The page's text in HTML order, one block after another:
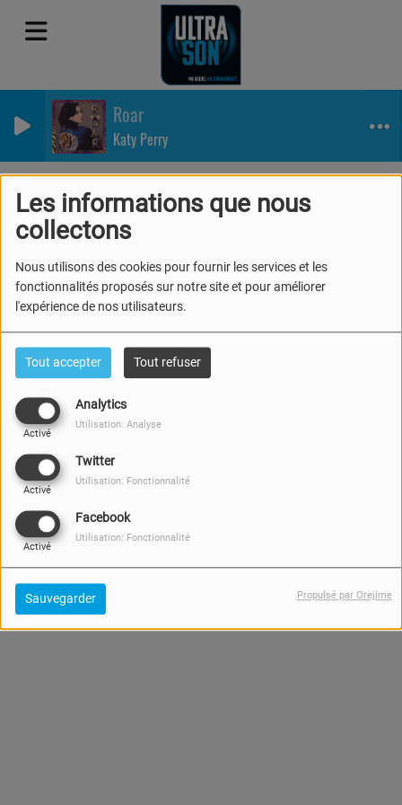
Les informations que nous
collectons
Nous utilisons des cookies pour fournir les services et les
fonctionnalités proposés sur notre site et pour améliorer
l'expérience de nos utilisateurs.
Tout accepter Tout refuser
Analytics
Activé
Utilisation: Analyse
Twitter
Activé
Utilisation: Fonctionnalité
Facebook
Activé
Utilisation: Fonctionnalité
Sauvegarder Propulsé par Orejime
Roar
Katy Perry
Adrian
l'Ultrason Academy 2024
Adrian chaque matins de la semaine